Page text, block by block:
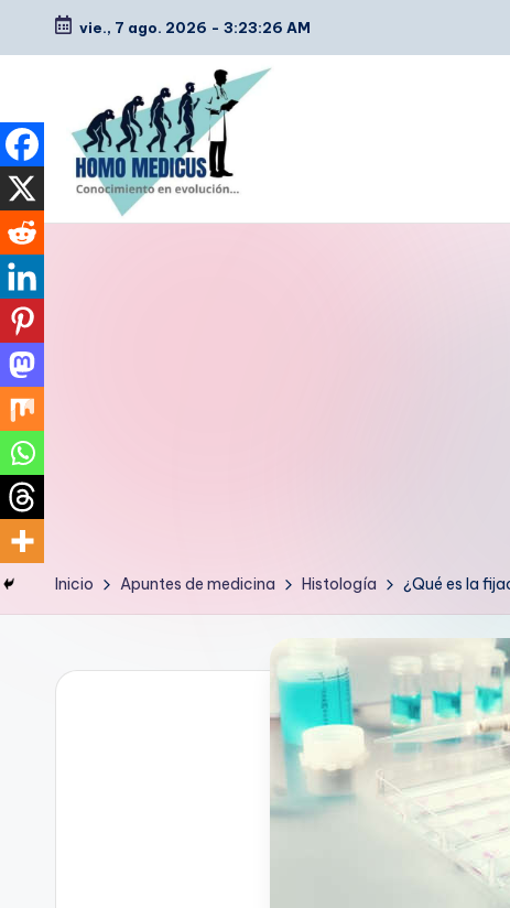
Saltar
contenido
vie., 7 ago. 2026 - 3:23:27 AM
i
c
u
Inicio Apuntes de medicina Histología ¿Qué es la